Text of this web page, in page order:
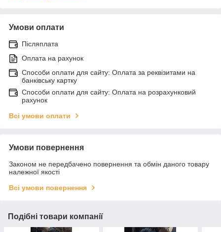
Умови оплати
Післяплата
Оплата на рахунок
Способи оплати для сайту: Оплата за реквізитами на
банківську картку
Способи оплати для сайту: Оплата на розрахунковий
рахунок
Всі умови оплати
Умови повернення
Законом не передбачено повернення та обмін даного товару
належної якості
Всі умови повернення
Подібні товари компанії